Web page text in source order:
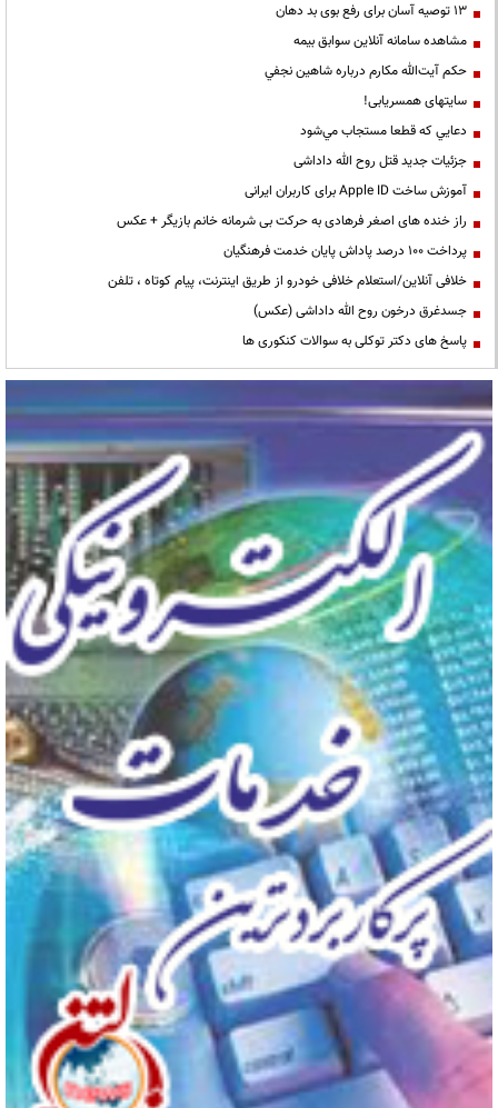
13 توصیه آسان برای رفع بوی بد دهان
مشاهده سامانه آنلاين سوابق بیمه
حكم آيت‌الله مكارم درباره شاهين نجفي
سایتهای همسریابی!
دعايي كه قطعا مستجاب مي‌شود
جزئیات جدید قتل روح الله داداشی
آموزش ساخت Apple ID برای کاربران ایرانی
راز خنده های اصغر فرهادی به حرکت بی شرمانه خانم بازیگر + عکس
پرداخت ۱۰۰ درصد پاداش پایان خدمت فرهنگیان
خلافی آنلاین/استعلام خلافی خودرو از طریق اینترنت، پیام کوتاه ، تلفن
جسدغرق درخون روح الله داداشی (عکس)
پاسخ های دکتر توکلی به سوالات کنکوری ها